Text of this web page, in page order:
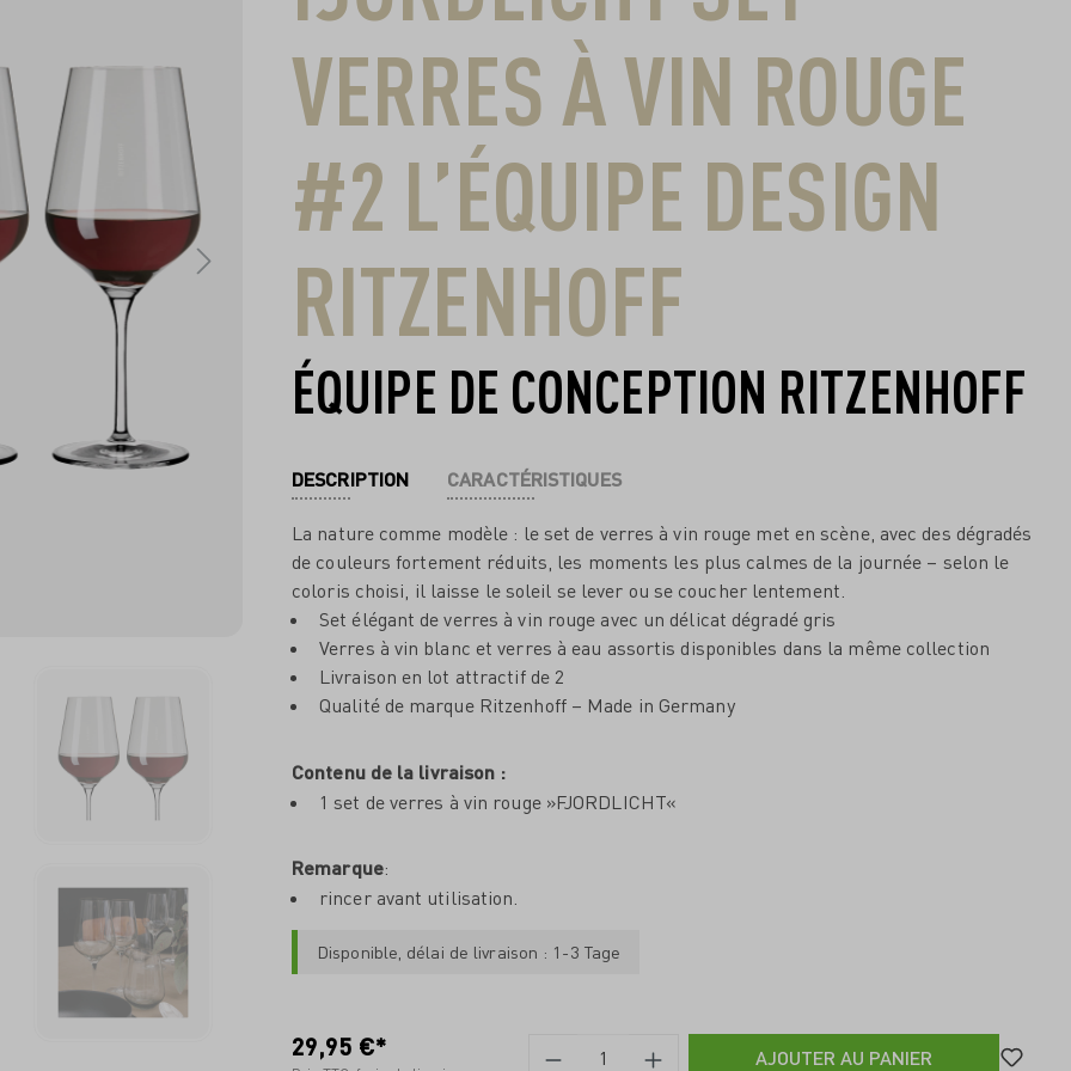
VERRES À VIN ROUGE
#2 L’ÉQUIPE DESIGN
RITZENHOFF
ÉQUIPE DE CONCEPTION RITZENHOFF
DESCRIPTION CARACTÉRISTIQUES
La nature comme modèle : le set de verres à vin rouge met en scène, avec des dégradés
de couleurs fortement réduits, les moments les plus calmes de la journée – selon le
coloris choisi, il laisse le soleil se lever ou se coucher lentement.
Set élégant de verres à vin rouge avec un délicat dégradé gris
Verres à vin blanc et verres à eau assortis disponibles dans la même collection
Livraison en lot attractif de 2
Qualité de marque Ritzenhoff – Made in Germany
Contenu de la livraison :
1 set de verres à vin rouge »FJORDLICHT«
Remarque:
rincer avant utilisation.
Disponible, délai de livraison : 1-3 Tage
29,95 €* AJOUTER AU PANIER